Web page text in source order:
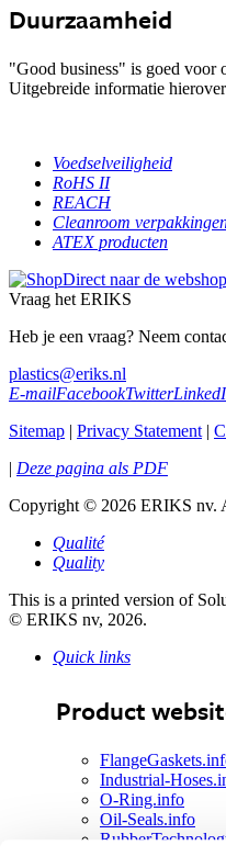
Duurzaamheid
"Good business" is goed voor
Uitgebreide informatie
Voedselveiligheid
RoHS II
REACH
Cleanroom
ATEX producten
Direct naar de webshop
Vraag het ERIKS
Heb je een vraag? Neem
plastics@eriks.nl
E-mailFacebookTwitter
Sitemap | Privacy Statement |
| Deze pagina als PDF
Copyright © 2026 ERIKS nv.
Qualité
Quality
This is a printed version of
© ERIKS nv, 2026.
Quick links
Product
Industrial-
O-Ring.info
Oil-Seals.info